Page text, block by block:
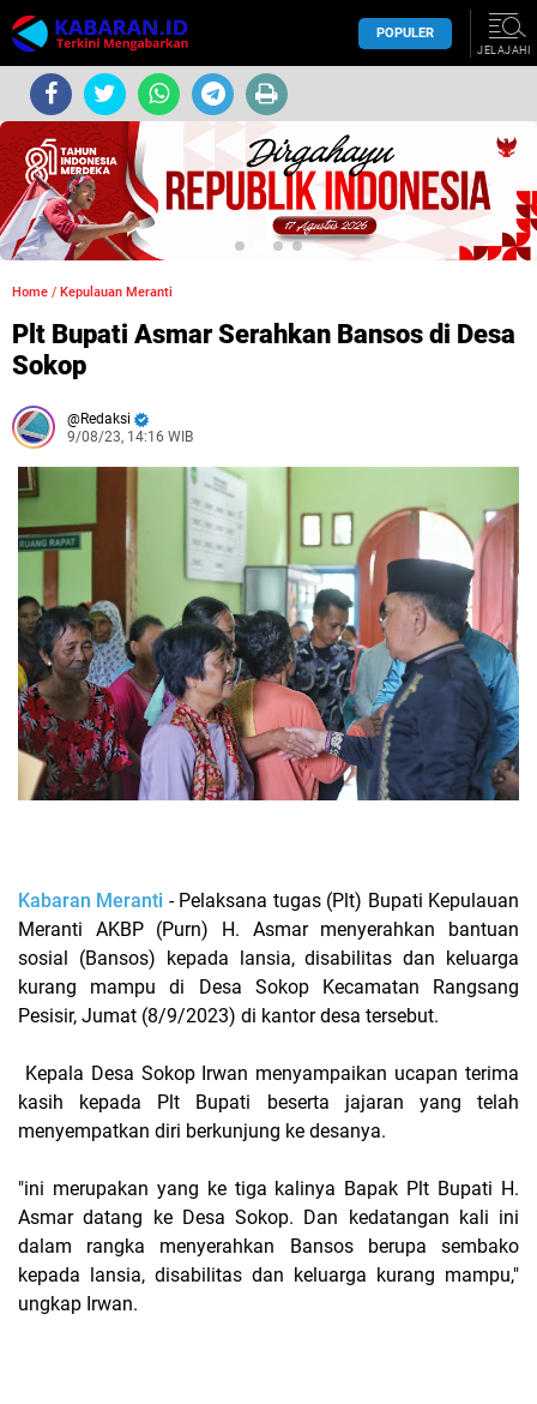
POPULER
JELAJAHI
Home / Kepulauan Meranti
Plt Bupati Asmar Serahkan Bansos di Desa
Sokop
Redaksi
9/08/23, 14:16 WIB
Kabaran Meranti - Pelaksana tugas (Plt) Bupati Kepulauan
Meranti AKBP (Purn) H. Asmar menyerahkan bantuan
sosial (Bansos) kepada lansia, disabilitas dan keluarga
kurang mampu di Desa Sokop Kecamatan Rangsang
Pesisir, Jumat (8/9/2023) di kantor desa tersebut.
Kepala Desa Sokop Irwan menyampaikan ucapan terima
kasih kepada Plt Bupati beserta jajaran yang telah
menyempatkan diri berkunjung ke desanya.
"ini merupakan yang ke tiga kalinya Bapak Plt Bupati H.
Asmar datang ke Desa Sokop. Dan kedatangan kali ini
dalam rangka menyerahkan Bansos berupa sembako
kepada lansia, disabilitas dan keluarga kurang mampu,"
ungkap Irwan.